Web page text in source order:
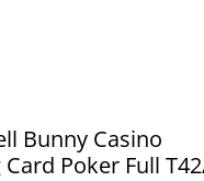
Bunny Casino
Card Poker Full